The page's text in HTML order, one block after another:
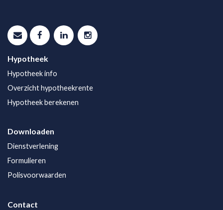
Hypotheek
Hypotheek info
Overzicht hypotheekrente
Hypotheek berekenen
Downloaden
Dienstverlening
Formulieren
Polisvoorwaarden
Contact